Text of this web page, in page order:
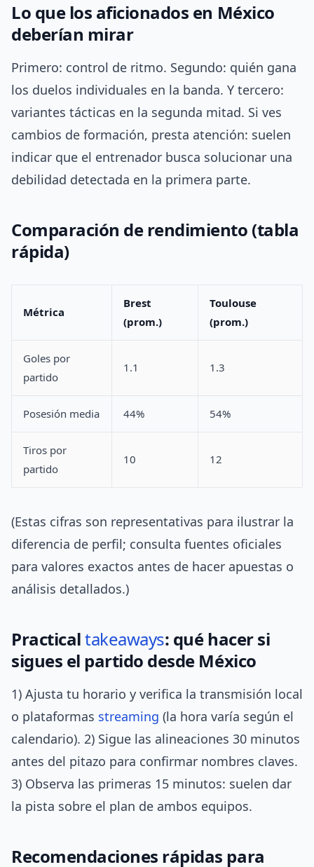
Lo que los aficionados en México
deberían mirar
Primero: control de ritmo. Segundo: quién gana
los duelos individuales en la banda. Y tercero:
variantes tácticas en la segunda mitad. Si ves
cambios de formación, presta atención: suelen
indicar que el entrenador busca solucionar una
debilidad detectada en la primera parte.
Comparación de rendimiento (tabla
rápida)
Métrica
Brest
(prom.)
Toulouse
(prom.)
Goles por
partido
1.1 1.3
Posesión media 44% 54%
Tiros por
partido
10 12
(Estas cifras son representativas para ilustrar la
diferencia de perfil; consulta fuentes oficiales
para valores exactos antes de hacer apuestas o
análisis detallados.)
Practicaltakeaways: qué hacer si
sigues el partido desde México
1) Ajusta tu horario y verifica la transmisión local
o plataformas streaming (la hora varía según el
calendario). 2) Sigue las alineaciones 30 minutos
antes del pitazo para confirmar nombres claves.
3) Observa las primeras 15 minutos: suelen dar
la pista sobre el plan de ambos equipos.
Recomendaciones rápidas para